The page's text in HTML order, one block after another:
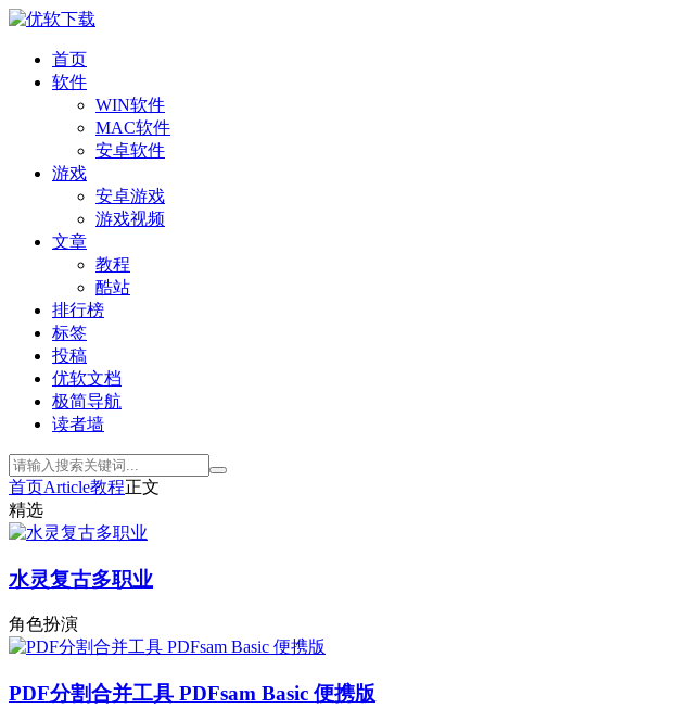
首页
软件
WIN软件
MAC软件
安卓软件
游戏
安卓游戏
游戏视频
文章
教程
酷站
排行榜
标签
投稿
优软文档
极简导航
读者墙
首页Article教程正文
精选
水灵复古多职业
角色扮演
PDF分割合并工具 PDFsam Basic 便携版